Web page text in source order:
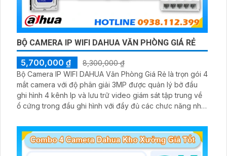
BỘ CAMERA IP WIFI DAHUA VĂN PHÒNG GIÁ RẺ
5,700,000 ₫
8,300,000 ₫
Bộ Camera IP WIFI DAHUA Văn Phòng Giá Rẻ là trọn gói 4
mắt camera với độ phân giải 3MP được quản lý bở đầu
ghi hình 4 kênh Ip và lưu trữ video giám sát tập trung về
ổ cứng trong đầu ghi hình với đầy đủ các chưc năng như
giám sát có màu vào ban đêm